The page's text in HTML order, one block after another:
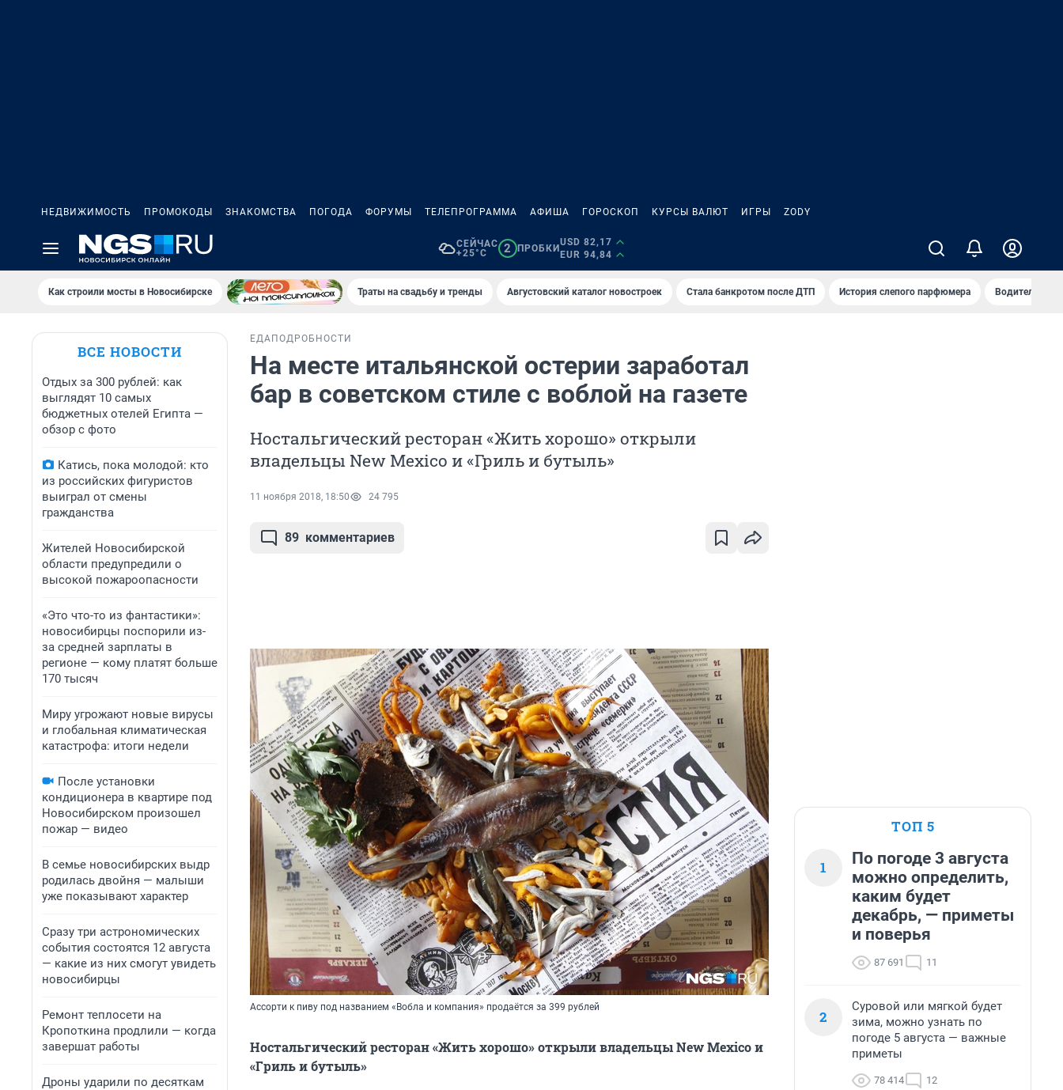
НЕДВИЖИМОСТЬ ПРОМОКОДЫ ЗНАКОМСТВА ПОГОДА ФОРУМЫ ТЕЛЕПРОГРАММА АФИША ГОРОСКОП КУРСЫ ВАЛЮТ ИГРЫ ZODY
СЕЙЧАС
+25°C
2 ПРОБКИ
USD 82,17
EUR 94,84
Как строили мосты в Новосибирске Траты на свадьбу и тренды Августовский каталог новостроек Стала банкротом после ДТП История слепого парфюмера Водители
ВСЕ НОВОСТИ
Отдых за 300 рублей: как
выглядят 10 самых
бюджетных отелей Египта —
обзор с фото
Катись, пока молодой: кто
из российских фигуристов
выиграл от смены
гражданства
Жителей Новосибирской
области предупредили о
высокой пожароопасности
«Это что-то из фантастики»:
новосибирцы поспорили из-
за средней зарплаты в
регионе — кому платят больше
170 тысяч
Миру угрожают новые вирусы
и глобальная климатическая
катастрофа: итоги недели
После установки
кондиционера в квартире под
Новосибирском произошел
пожар — видео
В семье новосибирских выдр
родилась двойня — малыши
уже показывают характер
Сразу три астрономических
события состоятся 12 августа
— какие из них смогут увидеть
новосибирцы
Ремонт теплосети на
Кропоткина продлили — когда
завершат работы
Дроны ударили по десяткам
ЕДА ПОДРОБНОСТИ
На месте итальянской остерии заработал
бар в советском стиле с воблой на газете
Ностальгический ресторан «Жить хорошо» открыли
владельцы New Mexico и «Гриль и бутыль»
11 ноября 2018, 18:50 24 795
89 комментариев
Ассорти к пиву под названием «Вобла и компания» продаётся за 399 рублей
Ностальгический ресторан «Жить хорошо» открыли владельцы New Mexico и
«Гриль и бутыль»
ТОП 5
1
По погоде 3 августа
можно определить,
каким будет
декабрь, — приметы
и поверья
87 691 11
2
Суровой или мягкой будет
зима, можно узнать по
погоде 5 августа — важные
приметы
78 414 12